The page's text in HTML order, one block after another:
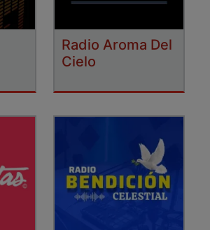
Radio Aroma Del
Cielo